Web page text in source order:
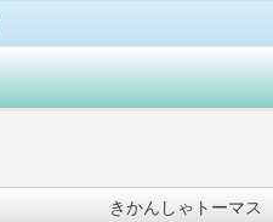
きかんしゃトーマス